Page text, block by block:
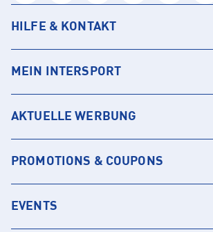
HILFE & KONTAKT
MEIN INTERSPORT
AKTUELLE WERBUNG
PROMOTIONS & COUPONS
EVENTS